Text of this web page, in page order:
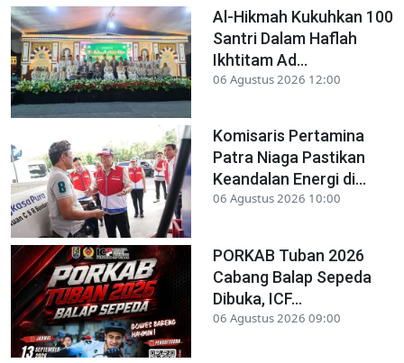
Al-Hikmah Kukuhkan 100
Santri Dalam Haflah
Ikhtitam Ad...
06 Agustus 2026 12:00
Komisaris Pertamina
Patra Niaga Pastikan
Keandalan Energi di...
06 Agustus 2026 10:00
PORKAB Tuban 2026
Cabang Balap Sepeda
Dibuka, ICF...
06 Agustus 2026 09:00